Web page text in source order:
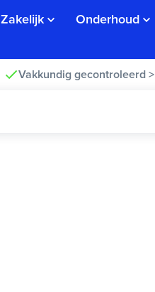
Zakelijk Onderhoud
Vakkundig gecontroleerd >